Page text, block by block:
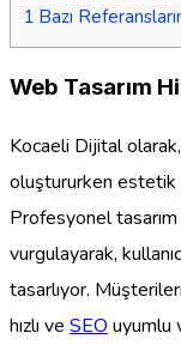
1 Bazı
Web Tasarım
Kocaeli Dijital
oluştururken estetik
Profesyonel
vurgulayarak,
tasarlıyor.
hızlı ve SEO uyumlu